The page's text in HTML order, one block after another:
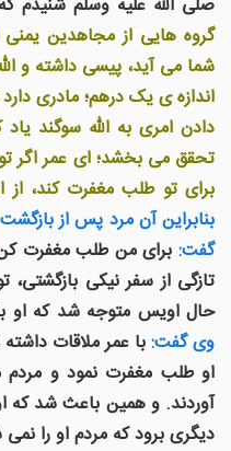
گروه هایی از مجاهدین یمنی
شما می آید، پیسی داشته و
اندازه ی یک درهم؛ مادری
دادن امری به الله سوگند
تحقق می بخشد؛ ای عمر اگر
برای تو طلب مغفرت کند،
بنابراین آن مرد پس از
گفت:برای من طلب مغفرت
تازگی از سفر نیکی
حال اویس متوجه شد که او
وی گفت:با عمر ملاقات
او طلب مغفرت نمود و
آوردند. و همین باعث شد که
دیگری برود که مردم او را